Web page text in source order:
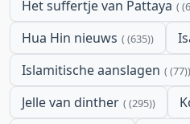
Het suffertje van Pattaya
Hua Hin nieuws (635)
Islamitische aanslagen (77)
Jelle van dinther (295)